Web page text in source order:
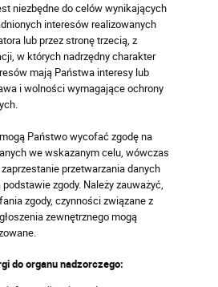
niezbędne do celów wynikających
interesów realizowanych
lub przez stronę trzecią, z
w których nadrzędny charakter
mają Państwa interesy lub
i wolności wymagające ochrony
Państwo wycofać zgodę na
we wskazanym celu, wówczas
przetwarzania danych
zgody. Należy zauważyć,
zgody, czynności związane z
zewnętrznego mogą
do organu nadzorczego: